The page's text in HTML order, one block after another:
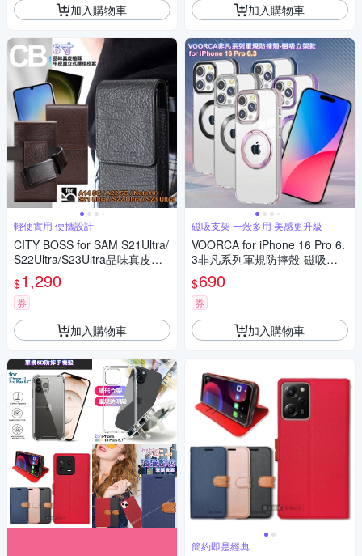
加入購物車
輕便實用 便攜設計
CITY BOSS for SAM S21Ultra/
S22Ultra/S23Ultra品味真皮植
鞣牛皮直立式腰掛皮套
$1,290
券
加入購物車
加入購物車
磁吸支架 一殼多用 美感更升級
VOORCA for iPhone 16 Pro 6.
3非凡系列軍規防摔殼-磁吸立
架款
$690
券
加入購物車
簡約即是經典